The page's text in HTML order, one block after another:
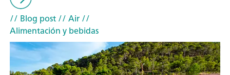
// Blog post// Air//
Alimentación y bebidas